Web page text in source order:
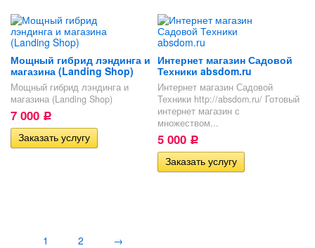
Мощный гибрид лэндинга и
магазина (Landing Shop)
Мощный гибрид лэндинга и
магазина (Landing Shop)
7 000 Р
Интернет магазин Садовой
Техники absdom.ru
Интернет магазин Садовой
Техники http://absdom.ru/ Готовый
интернет магазин с
множеством...
5 000 Р
1 2 →